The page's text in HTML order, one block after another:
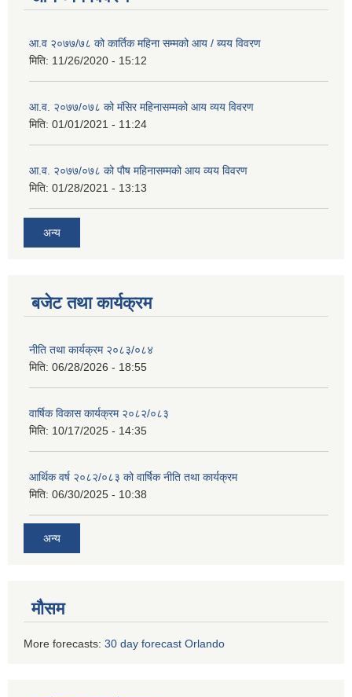
आ.व २०७७/७८ को कार्तिक महिना सम्मको आय / ब्यय विवरण
मिति: 11/26/2020 - 15:12
आ.व. २०७७/०७८ को मंसिर महिनासम्मको आय व्यय विवरण
मिति: 01/01/2021 - 11:24
आ.व. २०७७/०७८ को पौष महिनासम्मको आय व्यय विवरण
मिति: 01/28/2021 - 13:13
अन्य
बजेट तथा कार्यक्रम
नीति तथा कार्यक्रम २०८३/०८४
मिति: 06/28/2026 - 18:55
वार्षिक विकास कार्यक्रम २०८२/०८३
मिति: 10/17/2025 - 14:35
आर्थिक वर्ष २०८२/०८३ को वार्षिक नीति तथा कार्यक्रम
मिति: 06/30/2025 - 10:38
अन्य
मौसम
More forecasts: 30 day forecast Orlando